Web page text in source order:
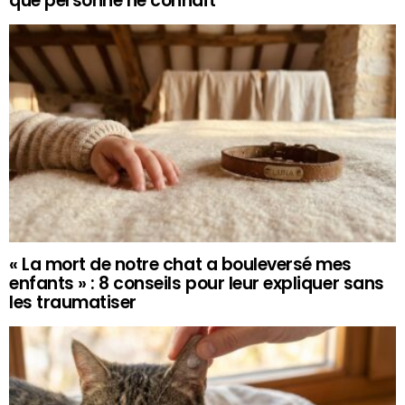
« La mort de notre chat a bouleversé mes
enfants » : 8 conseils pour leur expliquer sans
les traumatiser